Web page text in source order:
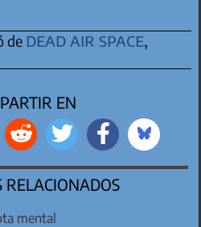
de dead air space,
EN
RELACIONADOS
mental